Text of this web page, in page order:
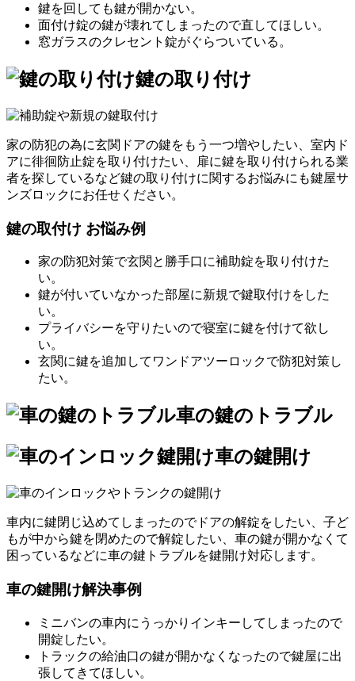
鍵を回しても鍵が開かない。
面付け錠の鍵が壊れてしまったので直してほしい。
窓ガラスのクレセント錠がぐらついている。
鍵の取り付け
家の防犯の為に玄関ドアの鍵をもう一つ増やしたい、室内ド
アに徘徊防止錠を取り付けたい、扉に鍵を取り付けられる業
者を探しているなど鍵の取り付けに関するお悩みにも鍵屋サ
ンズロックにお任せください。
鍵の取付け お悩み例
家の防犯対策で玄関と勝手口に補助錠を取り付けた
い。
鍵が付いていなかった部屋に新規で鍵取付けをした
い。
プライバシーを守りたいので寝室に鍵を付けて欲し
い。
玄関に鍵を追加してワンドアツーロックで防犯対策し
たい。
車の鍵のトラブル
車の鍵開け
車内に鍵閉じ込めてしまったのでドアの解錠をしたい、子ど
もが中から鍵を閉めたので解錠したい、車の鍵が開かなくて
困っているなどに車の鍵トラブルを鍵開け対応します。
車の鍵開け解決事例
ミニバンの車内にうっかりインキーしてしまったので
開錠したい。
トラックの給油口の鍵が開かなくなったので鍵屋に出
張してきてほしい。